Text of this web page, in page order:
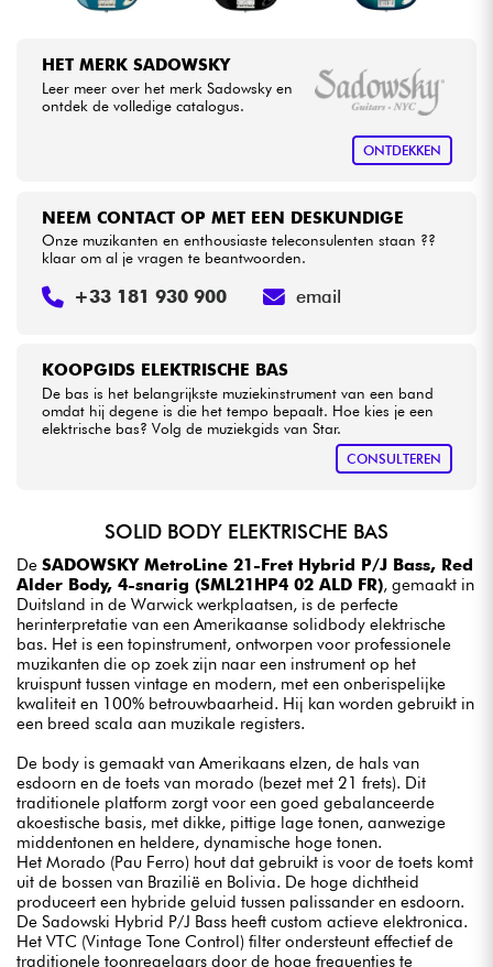
HET MERK SADOWSKY
Leer meer over het merk Sadowsky en
ontdek de volledige catalogus.
ONTDEKKEN
KOOPGIDS ELEKTRISCHE BAS
De bas is het belangrijkste muziekinstrument van een band
omdat hij degene is die het tempo bepaalt. Hoe kies je een
elektrische bas? Volg de muziekgids van Star.
CONSULTEREN
NEEM CONTACT OP MET EEN DESKUNDIGE
Onze muzikanten en enthousiaste teleconsulenten staan ??
klaar om al je vragen te beantwoorden.
+33 181 930 900 email
SOLID BODY ELEKTRISCHE BAS
De SADOWSKY MetroLine 21-Fret Hybrid P/J Bass, Red
Alder Body, 4-snarig (SML21HP4 02 ALD FR), gemaakt in
Duitsland in de Warwick werkplaatsen, is de perfecte
herinterpretatie van een Amerikaanse solidbody elektrische
bas. Het is een topinstrument, ontworpen voor professionele
muzikanten die op zoek zijn naar een instrument op het
kruispunt tussen vintage en modern, met een onberispelijke
kwaliteit en 100% betrouwbaarheid. Hij kan worden gebruikt in
een breed scala aan muzikale registers.
De body is gemaakt van Amerikaans elzen, de hals van
esdoorn en de toets van morado (bezet met 21 frets). Dit
traditionele platform zorgt voor een goed gebalanceerde
akoestische basis, met dikke, pittige lage tonen, aanwezige
middentonen en heldere, dynamische hoge tonen.
Het Morado (Pau Ferro) hout dat gebruikt is voor de toets komt
uit de bossen van Brazilië en Bolivia. De hoge dichtheid
produceert een hybride geluid tussen palissander en esdoorn.
De Sadowski Hybrid P/J Bass heeft custom actieve elektronica.
Het VTC (Vintage Tone Control) filter ondersteunt effectief de
traditionele toonregelaars door de hoge frequenties te